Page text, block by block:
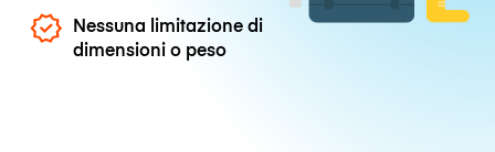
Nessuna limitazione di
dimensioni o peso